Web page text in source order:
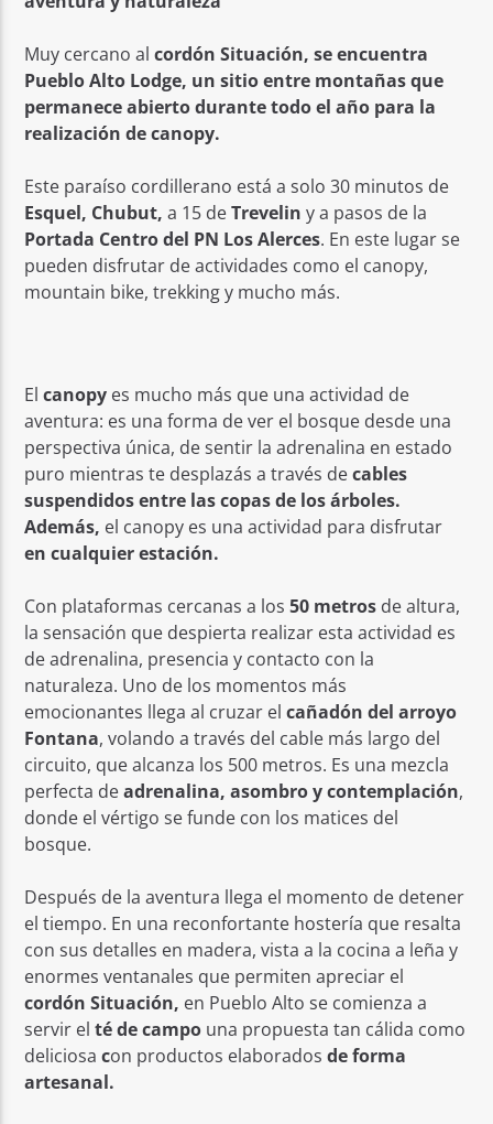
Muy cercano alcordón Situación, se encuentra
Pueblo Alto Lodge, un sitio entre montañas que
permanece abierto durante todo el año para la
realización de canopy.
Este paraíso cordillerano está a solo 30 minutos de
Esquel, Chubut, a 15 deTreveliny a pasos de la
Portada Centro del PN Los Alerces. En este lugar se
pueden disfrutar de actividades como el canopy,
mountain bike, trekking y mucho más.
El canopy es mucho más que una actividad de
aventura: es una forma de ver el bosque desde una
perspectiva única, de sentir la adrenalina en estado
puro mientras te desplazás a través decables
suspendidos entre las copas de los árboles.
Además, el canopy es una actividad para disfrutar
en cualquier estación.
Con plataformas cercanas a los 50 metros de altura,
la sensación que despierta realizar esta actividad es
de adrenalina, presencia y contacto con la
naturaleza. Uno de los momentos más
emocionantes llega al cruzar elcañadón del arroyo
Fontana, volando a través del cable más largo del
circuito, que alcanza los 500 metros. Es una mezcla
perfecta deadrenalina, asombro y contemplación,
donde el vértigo se funde con los matices del
bosque.
Después de la aventura llega el momento de detener
el tiempo. En una reconfortante hostería que resalta
con sus detalles en madera, vista a la cocina a leña y
enormes ventanales que permiten apreciar el
cordón Situación, en Pueblo Alto se comienza a
servir elté de campo una propuesta tan cálida como
deliciosacon productos elaborados de forma
artesanal.